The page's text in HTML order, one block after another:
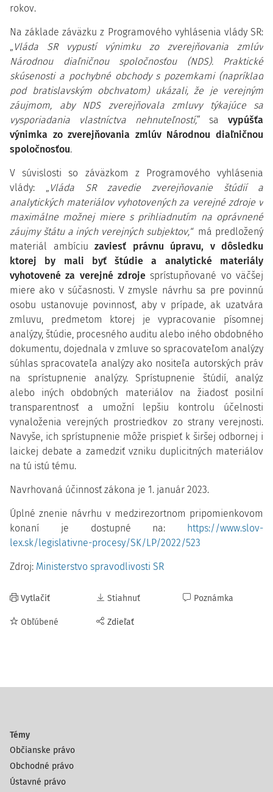
rokov.
Na základe záväzku z Programového vyhlásenia vlády SR:
„ Vláda SR vypustí výnimku zo zverejňovania zmlúv
Národnou diaľničnou spoločnosťou (NDS). Praktické
skúsenosti a pochybné obchody s pozemkami (napríklad
pod bratislavským obchvatom) ukázali, že je verejným
záujmom, aby NDS zverejňovala zmluvy týkajúce sa
vysporiadania vlastníctva nehnuteľností,“ sa vypúšťa
výnimka zo zverejňovania zmlúv Národnou diaľničnou
spoločnosťou.
V súvislosti so záväzkom z Programového vyhlásenia
vlády: „ Vláda SR zavedie zverejňovanie štúdií a
analytických materiálov vyhotovených za verejné zdroje v
maximálne možnej miere s prihliadnutím na oprávnené
záujmy štátu a iných verejných subjektov,“ má predložený
materiál ambíciu zaviesť právnu úpravu, v dôsledku
ktorej by mali byť štúdie a analytické materiály
vyhotovené za verejné zdroje sprístupňované vo väčšej
miere ako v súčasnosti. V zmysle návrhu sa pre povinnú
osobu ustanovuje povinnosť, aby v prípade, ak uzatvára
zmluvu, predmetom ktorej je vypracovanie písomnej
analýzy, štúdie, procesného auditu alebo iného obdobného
dokumentu, dojednala v zmluve so spracovateľom analýzy
súhlas spracovateľa analýzy ako nositeľa autorských práv
na sprístupnenie analýzy. Sprístupnenie štúdií, analýz
alebo iných obdobných materiálov na žiadosť posilní
transparentnosť a umožní lepšiu kontrolu účelnosti
vynaloženia verejných prostriedkov zo strany verejnosti.
Navyše, ich sprístupnenie môže prispieť k širšej odbornej i
laickej debate a zamedziť vzniku duplicitných materiálov
na tú istú tému.
Navrhovaná účinnosť zákona je 1. január 2023.
Úplné znenie návrhu v medzirezortnom pripomienkovom
konaní je dostupné na: https://www.slov-
lex.sk/legislativne-procesy/SK/LP/2022/523
Zdroj: Ministerstvo spravodlivosti SR
Vytlačiť
Obľúbené
Stiahnuť
Zdieľať
Poznámka
Témy
Občianske právo
Obchodné právo
Ústavné právo